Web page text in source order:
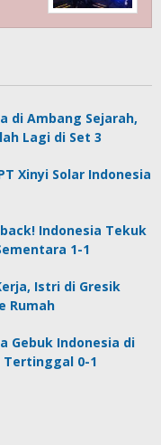
di Ambang Sejarah,
Lagi di Set 3
Xinyi Solar Indonesia
Indonesia Tekuk
1-1
Istri di Gresik
Rumah
Gebuk Indonesia di
Tertinggal 0-1